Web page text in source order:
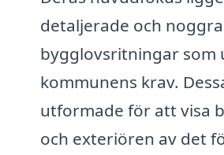
detaljerade och
bygglovsritningar som
kommunens krav.
utformade för att visa
och exteriören av det